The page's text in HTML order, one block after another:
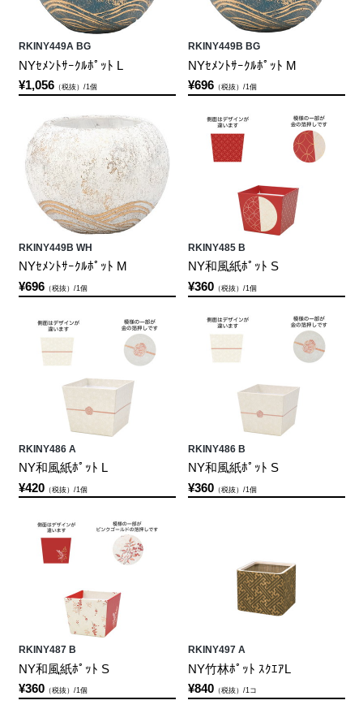
RKINY449A BG
NYｾﾒﾝﾄｻｰｸﾙﾎﾟｯﾄ L
¥1,056（税抜）/1個
RKINY449B BG
NYｾﾒﾝﾄｻｰｸﾙﾎﾟｯﾄ M
¥696（税抜）/1個
RKINY449B WH
NYｾﾒﾝﾄｻｰｸﾙﾎﾟｯﾄ M
¥696（税抜）/1個
RKINY485 B
NY和風紙ﾎﾟｯﾄ S
¥360（税抜）/1個
RKINY486 A
NY和風紙ﾎﾟｯﾄ L
¥420（税抜）/1個
RKINY486 B
NY和風紙ﾎﾟｯﾄ S
¥360（税抜）/1個
RKINY487 B
NY和風紙ﾎﾟｯﾄ S
¥360（税抜）/1個
RKINY497 A
NY竹林ﾎﾟｯﾄ ｽｸｴｱL
¥840（税抜）/1コ